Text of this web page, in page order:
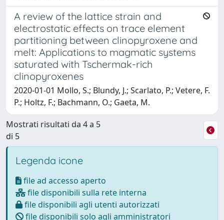
A review of the lattice strain and
electrostatic effects on trace element
partitioning between clinopyroxene and
melt: Applications to magmatic systems
saturated with Tschermak-rich
clinopyroxenes
2020-01-01 Mollo, S.; Blundy, J.; Scarlato, P.; Vetere, F.
P.; Holtz, F.; Bachmann, O.; Gaeta, M.
Mostrati risultati da 4 a 5
di 5
Legenda icone
file ad accesso aperto
file disponibili sulla rete interna
file disponibili agli utenti autorizzati
file disponibili solo agli amministratori